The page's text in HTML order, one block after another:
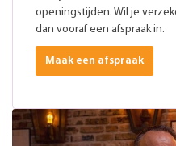
openingstijden. Wil je
dan vooraf een afspraak in.
Maak een afspraak